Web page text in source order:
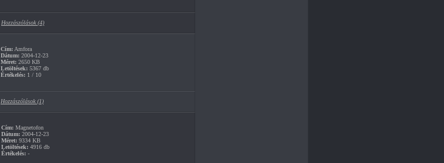
Hozzászólások (4)
Cím: Amfora
Dátum: 2004-12-23
Méret: 2650 KB
Letöltések: 5367 db
Értékelés: 1 / 10
Hozzászólások (1)
Cím: Magnetofon
Dátum: 2004-12-23
Méret: 9334 KB
Letöltések: 4916 db
Értékelés: -